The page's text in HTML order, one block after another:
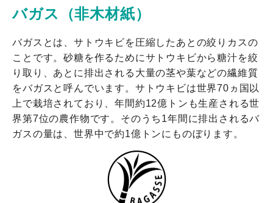
バガス（非木材紙）
バガスとは、サトウキビを圧縮したあとの絞りカスの
ことです。砂糖を作るためにサトウキビから糖汁を絞
り取り、あとに排出される大量の茎や葉などの繊維質
をバガスと呼んでいます。サトウキビは世界70ヵ国以
上で栽培されており、年間約12億トンも生産される世
界第7位の農作物です。そのうち1年間に排出されるバ
ガスの量は、世界中で約1億トンにものぼります。